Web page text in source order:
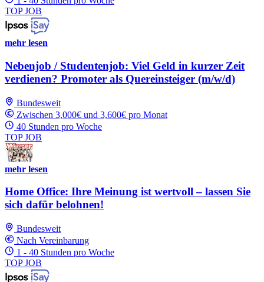
TOP JOB
mehr lesen
Nebenjob / Studentenjob: Viel Geld in kurzer Zeit
verdienen? Promoter als Quereinsteiger (m/w/d)
Bundesweit
Zwischen 3,000€ und 3,600€ pro Monat
40 Stunden pro Woche
TOP JOB
mehr lesen
Home Office: Ihre Meinung ist wertvoll – lassen Sie
sich dafür belohnen!
Bundesweit
Nach Vereinbarung
1 - 40 Stunden pro Woche
TOP JOB